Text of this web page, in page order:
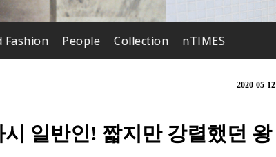
Fashion People Collection nTIMES
2020-05-12
일반인! 짧지만 강렬했던 왕